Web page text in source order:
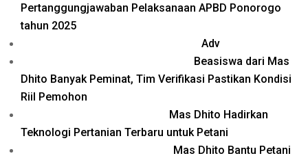
Pertanggungjawaban Pelaksanaan APBD Ponorogo
tahun 2025
Adv
Beasiswa dari Mas
Dhito Banyak Peminat, Tim Verifikasi Pastikan Kondisi
Riil Pemohon
Mas Dhito Hadirkan
Teknologi Pertanian Terbaru untuk Petani
Mas Dhito Bantu Petani